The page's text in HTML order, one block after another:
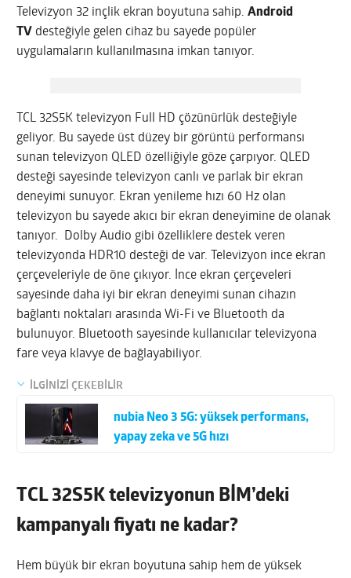
Televizyon 32 inçlik ekran boyutuna sahip.Android
TV desteğiyle gelen cihaz bu sayede popüler
uygulamaların kullanılmasına imkan tanıyor.
TCL 32S5K televizyon Full HD çözünürlük desteğiyle
geliyor. Bu sayede üst düzey bir görüntü performansı
sunan televizyon QLED özelliğiyle göze çarpıyor. QLED
desteği sayesinde televizyon canlı ve parlak bir ekran
deneyimi sunuyor. Ekran yenileme hızı 60 Hz olan
televizyon bu sayede akıcı bir ekran deneyimine de olanak
tanıyor. Dolby Audio gibi özelliklere destek veren
televizyonda HDR10 desteği de var. Televizyon ince ekran
çerçeveleriyle de öne çıkıyor. İnce ekran çerçeveleri
sayesinde daha iyi bir ekran deneyimi sunan cihazın
bağlantı noktaları arasında Wi-Fi ve Bluetooth da
bulunuyor. Bluetooth sayesinde kullanıcılar televizyona
fare veya klavye de bağlayabiliyor.
İLGİNİZİ ÇEKEBİLİR
nubia Neo 3 5G: yüksek performans,
yapay zeka ve 5G hızı
TCL 32S5K televizyonun BİM’deki
kampanyalı fiyatı ne kadar?
Hem büyük bir ekran boyutuna sahip hem de yüksek